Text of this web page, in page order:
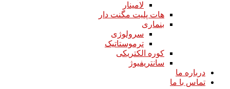
لامینار​​​​​​​
هات پلیت مگنت دار​​​​​​​
بنماری
سرولوژی
ترموستاتیک
کوره الکتریکی
سانتریفیوژ
درباره ما
تماس با ما